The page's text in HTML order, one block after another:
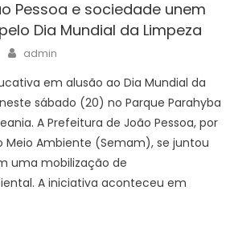
Pessoa e sociedade unem
Dia Mundial da Limpeza
Author
admin
em alusão ao Dia Mundial da
sábado (20) no Parque Parahyba
A Prefeitura de João Pessoa, por
Meio Ambiente (Semam), se juntou
uma mobilização de
A iniciativa aconteceu em